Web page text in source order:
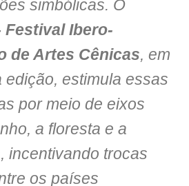
simbólicas. O
Festival Ibero-
de Artes Cênicas, em
edição, estimula essas
por meio de eixos
a floresta e a
incentivando trocas
os países